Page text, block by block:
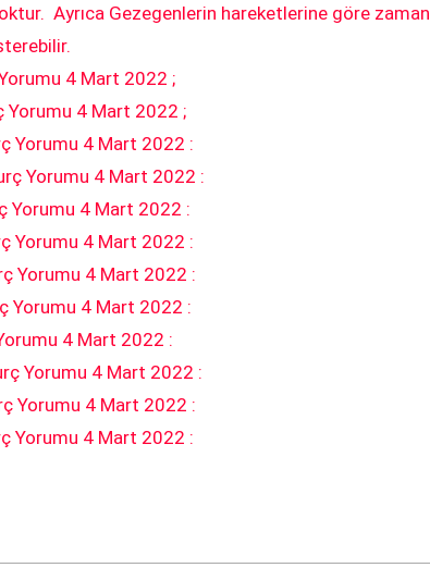
Ayrıca Gezegenlerin hareketlerine göre zaman
4 Mart 2022 ;
Yorumu 4 Mart 2022 ;
Yorumu 4 Mart 2022 :
Yorumu 4 Mart 2022 :
Yorumu 4 Mart 2022 :
Yorumu 4 Mart 2022 :
Yorumu 4 Mart 2022 :
Yorumu 4 Mart 2022 :
4 Mart 2022 :
Yorumu 4 Mart 2022 :
Yorumu 4 Mart 2022 :
Yorumu 4 Mart 2022 :